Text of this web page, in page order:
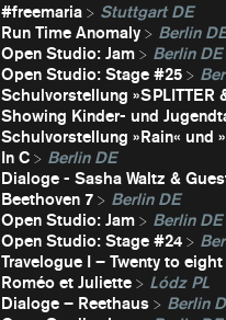
#freemaria
Stuttgart DE
Run Time Anomaly
Berlin DE
Open Studio: Jam
Berlin DE
Open Studio: Stage #25
Schulvorstellung »SPLITTER
Showing Kinder- und
Schulvorstellung »Rain« und
In C
Berlin DE
Dialoge - Sasha Waltz &
Beethoven 7
Berlin DE
Open Studio: Jam
Berlin DE
Open Studio: Stage #24
Travelogue I – Twenty to eight
Roméo et Juliette
Lódz PL
Dialoge – Reethaus
Berlin